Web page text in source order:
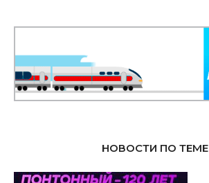
НОВОСТИ ПО ТЕМЕ